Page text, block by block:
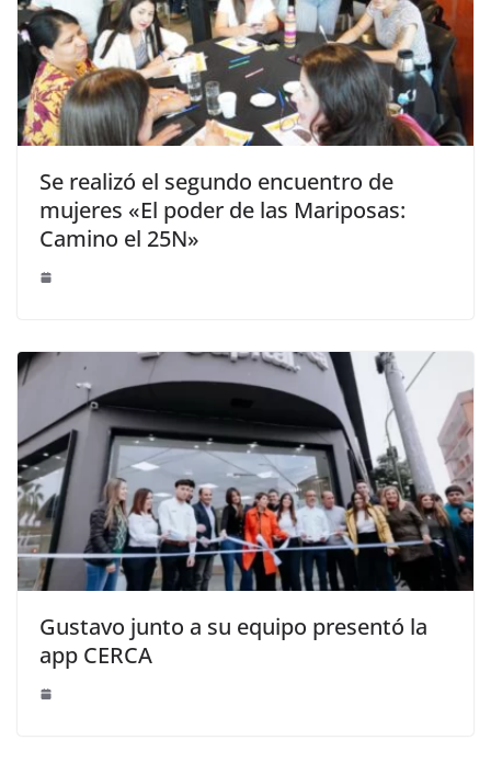
Se realizó el segundo encuentro de
mujeres «El poder de las Mariposas:
Camino el 25N»
Gustavo junto a su equipo presentó la
app CERCA